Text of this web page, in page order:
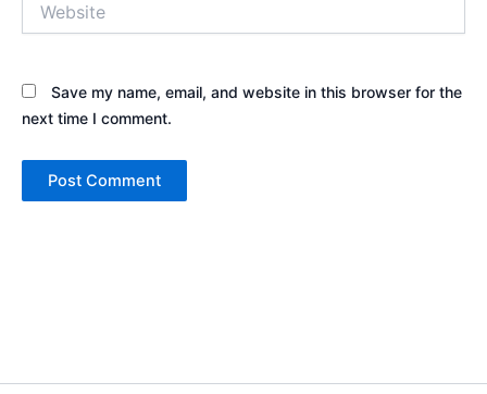
Save my name, email, and website in this browser for the
next time I comment.